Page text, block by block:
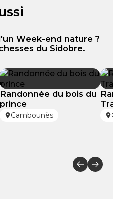
Week-end nature ?
du Sidobre.
du bois du
prince
Cambounès